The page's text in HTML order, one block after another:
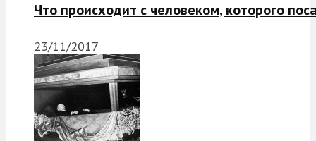
Что происходит с человеком, которого
23/11/2017